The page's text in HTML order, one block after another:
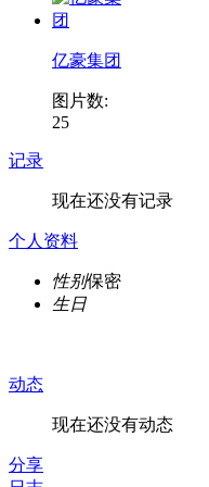
亿豪集团
图片数:
25
记录
现在还没有记录
个人资料
性别保密
生日
动态
现在还没有动态
分享